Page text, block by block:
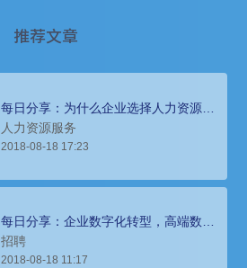
推荐文章
每日分享：为什么企业选择人力资源外
包？
人力资源服务
2018-08-18 17:23
每日分享：企业数字化转型，高端数字
化人才招聘难题如何破解？
招聘
2018-08-18 11:17